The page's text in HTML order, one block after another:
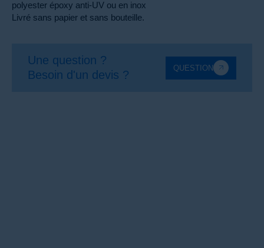
polyester époxy anti-UV ou en inox
Livré sans papier et sans bouteille.
Une question ?
Besoin d'un devis ?
QUESTION